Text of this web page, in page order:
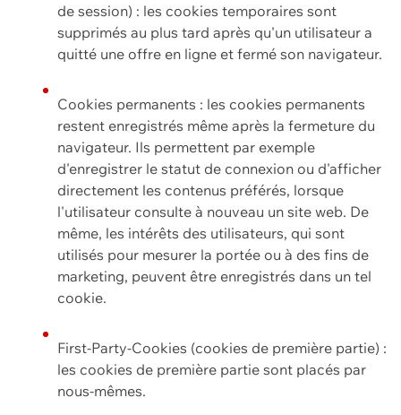
de session) : les cookies temporaires sont
supprimés au plus tard après qu'un utilisateur a
quitté une offre en ligne et fermé son navigateur.
Cookies permanents : les cookies permanents
restent enregistrés même après la fermeture du
navigateur. Ils permettent par exemple
d'enregistrer le statut de connexion ou d'afficher
directement les contenus préférés, lorsque
l'utilisateur consulte à nouveau un site web. De
même, les intérêts des utilisateurs, qui sont
utilisés pour mesurer la portée ou à des fins de
marketing, peuvent être enregistrés dans un tel
cookie.
First-Party-Cookies (cookies de première partie) :
les cookies de première partie sont placés par
nous-mêmes.